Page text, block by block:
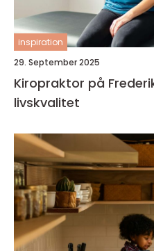
inspiration
29. September 2025
Kiropraktor på
livskvalitet